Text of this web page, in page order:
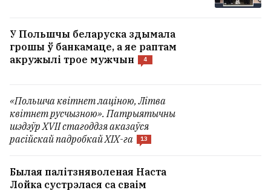
У Польшчы беларуска здымала
грошы ў банкамаце, а яе раптам
акружылі трое мужчын
4
«Польшча квітнет лаціною, Літва
квітнет русчызною». Патрыятычны
шэдэўр XVII стагоддзя аказаўся
расійскай падробкай ХІХ-га
13
Былая палітзняволеная Наста
Лойка сустрэлася са сваім